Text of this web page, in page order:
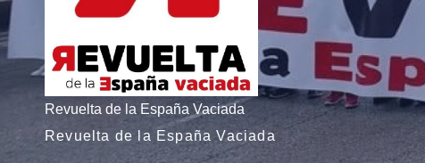
Revuelta de la España Vaciada
Revuelta de la España Vaciada